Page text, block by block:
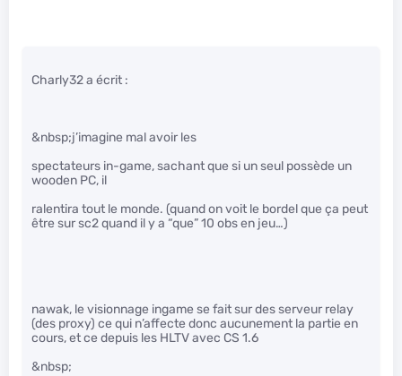
Charly32 a écrit :
&nbsp;j’imagine mal avoir les
spectateurs in-game, sachant que si un seul possède un
wooden PC, il
ralentira tout le monde. (quand on voit le bordel que ça peut
être sur sc2 quand il y a “que” 10 obs en jeu…)
nawak, le visionnage ingame se fait sur des serveur relay
(des proxy) ce qui n’affecte donc aucunement la partie en
cours, et ce depuis les HLTV avec CS 1.6
&nbsp;